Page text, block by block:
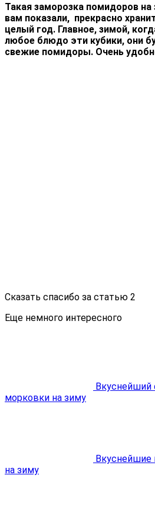
Такая заморозка помидоров
вам показали, прекрасно
целый год. Главное, зимой,
любое блюдо эти кубики, они
свежие помидоры. Очень
Сказать спасибо за статью 2
Еще немного интересного
Вкуснейший
морковки на зиму
Вкуснейшие
на зиму